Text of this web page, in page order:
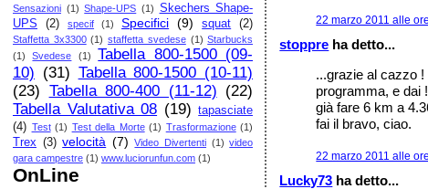
Sensazioni (1) Shape-UPS (1) Skechers Shape-
UPS
(2) specif (1) Specifici (9) squat (2)
Staffetta 3x3300 (1) staffetta svedese (1) Starbucks
(1)
Svedese (1)
Tabella 800-1500 (09-
10) (31) Tabella 800-1500 (10-11)
(23) Tabella 800-400 (11-12) (22)
Tabella Valutativa 08 (19) tapasciate
(4) Test (1) Test della Morte (1) Trasformazione (1)
Trex (3) velocità (7) Video Divertenti (1) video
gara campestre (1) www.luciorunfun.com (1)
OnLine
22 marzo 2011 alle
stoppre ha detto...
...grazie al cazzo
programma, e dai !
già fare 6 km a
fai il bravo, ciao.
22 marzo 2011 alle
Lucky73 ha detto...